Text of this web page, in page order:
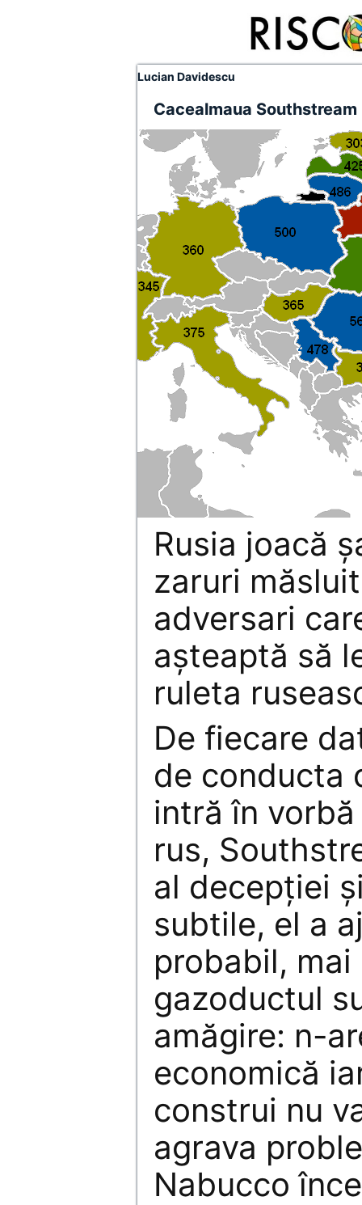
Lucian Davidescu
Cacealmaua Southstream
Rusia joacă
zaruri
adversari
aşteaptă să
ruleta
De fiecare
de conducta
intră în
rus,
al decepţiei
subtile, el a
probabil,
gazoductul
amăgire: n-
economică
construi nu
agrava
Nabucco